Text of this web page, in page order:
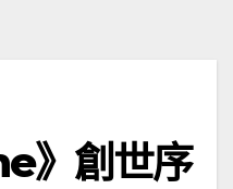
》創世序